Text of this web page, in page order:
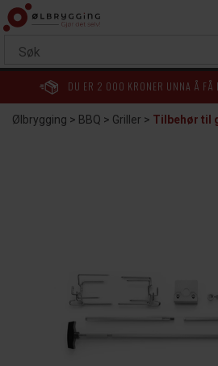
DU ER 2 000 KRONER UNNA Å
Ølbrygging>BBQ>Griller>Tilbehør til